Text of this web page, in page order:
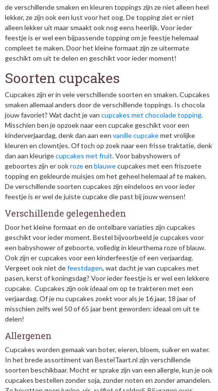
de verschillende smaken en kleuren toppings zijn ze niet alleen heel
lekker, ze zijn ook een lust voor het oog. De topping ziet er niet
alleen lekker uit maar smaakt ook nog eens heerlijk. Voor ieder
feestje is er wel een bijpassende topping om je feestje helemaal
compleet te maken. Door het kleine formaat zijn ze uitermate
geschikt om uit te delen en geschikt voor ieder moment!
Soorten cupcakes
Cupcakes zijn er in vele verschillende soorten en smaken. Cupcakes
smaken allemaal anders door de verschillende toppings. Is chocola
jouw favoriet? Wat dacht je van cupcakes met chocolade topping.
Misschien ben je opzoek naar een cupcake geschikt voor een
kinderverjaardag, denk dan aan een vanille cupcakemet vrolijke
kleuren en clowntjes. Of toch op zoek naar een frisse traktatie, denk
dan aan kleurigecupcakes met fruit. Voor babyshowers of
geboortes zijn er ookrozeen blauwecupcakes met een friszoete
topping en gekleurde muisjes om het geheel helemaal af te maken.
De verschillende soorten cupcakes zijn eindeloos en voor ieder
feestje is er wel de juiste cupcake die past bij jouw wensen!
Verschillende gelegenheden
Door het kleine formaat en de ontelbare variaties zijn cupcakes
geschikt voor ieder moment. Bestel bijvoorbeeld je cupcakes voor
een babyshower of geboorte, volledig in kleurthema roze of blauw.
Ook zijn er cupcakes voor een kinderfeestje of een verjaardag.
Vergeet ook niet defeestdagen, wat dacht je van cupcakes met
pasen, kerst of koningsdag? Voor ieder feestje is er wel een lekkere
cupcake. Cupcakes zijn ook ideaal om op te trakteren met een
verjaardag. Of je nu cupcakes zoekt voor als je 16 jaar, 18 jaar of
misschien zelfs wel 50 of 65 jaar bent geworden: ideaal om uit te
delen!
Allergenen
Cupcakes worden gemaak van boter, eieren, bloem, suiker en water.
In het brede assortiment van BestelTaart.nl zijn verschillende
soorten beschikbaar. Mocht er sprake zijn van een allergie, kun je ook
cupcakes bestellen zonder soja, zonder noten en zonder amandelen.